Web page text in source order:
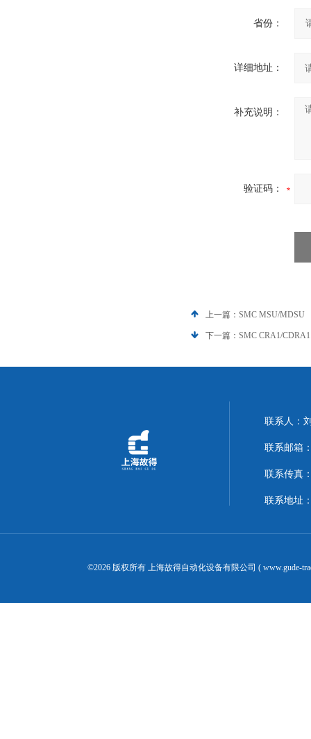
省份：
详细地址：
补充说明：
验证码：
上一篇： SMC MSU/MDSU
下一篇： SMC CRA1/CDRA1
联系人：
联系邮箱
联系传真
联系地址
©2026 版权所有 上海故得自动化设备有限公司 ( www.gude-